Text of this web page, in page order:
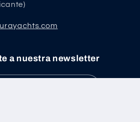
a nuestra newsletter